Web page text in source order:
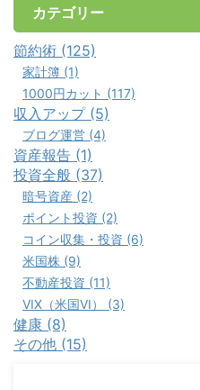
カテゴリー
節約術 (125)
家計簿 (1)
1000円カット (117)
収入アップ (5)
ブログ運営 (4)
資産報告 (1)
投資全般 (37)
暗号資産 (2)
ポイント投資 (2)
コイン収集・投資 (6)
米国株 (9)
不動産投資 (11)
VIX（米国VI） (3)
健康 (8)
その他 (15)